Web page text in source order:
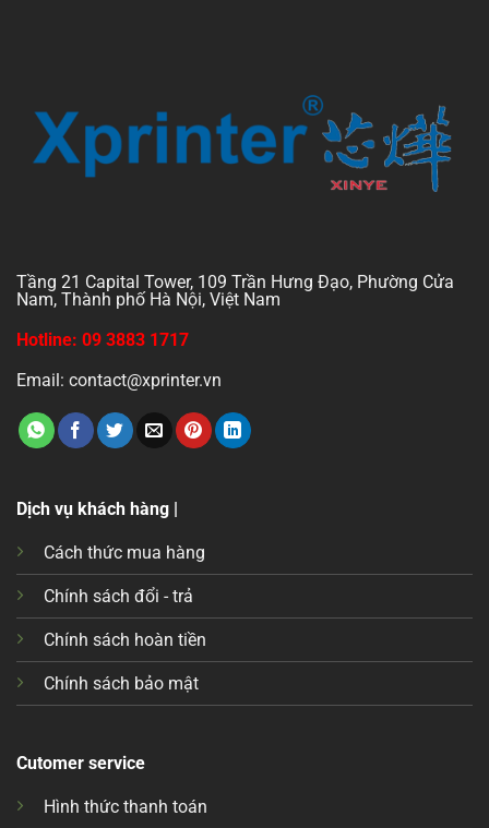
Tầng 21 Capital Tower, 109 Trần Hưng Đạo, Phường Cửa
Nam, Thành phố Hà Nội, Việt Nam
Hotline: 09 3883 1717
Email: contact@xprinter.vn
Dịch vụ khách hàng |
Cách thức mua hàng
Chính sách đổi - trả
Chính sách hoàn tiền
Chính sách bảo mật
Cutomer service
Hình thức thanh toán